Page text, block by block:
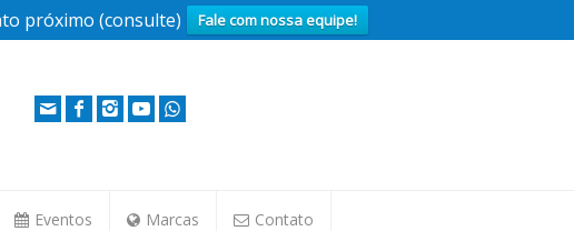
próximo (consulte) Fale com nossa equipe!
Eventos Marcas Contato